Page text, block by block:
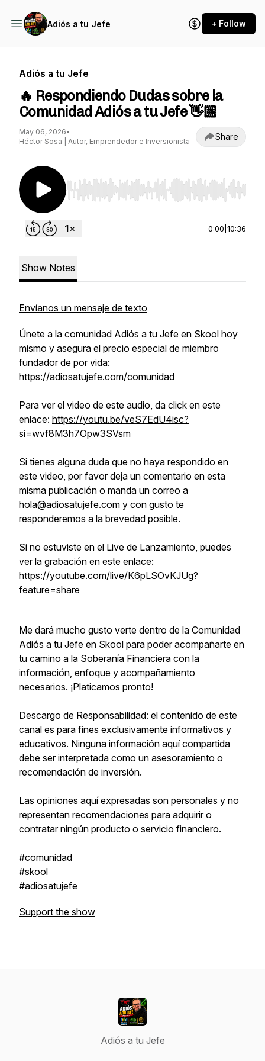
Adiós a tu Jefe + Follow
Adiós a tu Jefe
🔥 Respondiendo Dudas sobre la
Comunidad Adiós a tu Jefe 👋🏼
May 06, 2026•
Héctor Sosa | Autor, Emprendedor e Inversionista
Share
Use Left/Right to seek, Home/End to jump to
0:00 10:36
Show Notes
Envíanos un mensaje de texto
Únete a la comunidad Adiós a tu Jefe en Skool hoy
mismo y asegura el precio especial de miembro
fundador de por vida:
https://adiosatujefe.com/comunidad
Para ver el video de este audio, da click en este
enlace: https://youtu.be/veS7EdU4isc?
si=wvf8M3h7Opw3SVsm
Si tienes alguna duda que no haya respondido en
este video, por favor deja un comentario en esta
misma publicación o manda un correo a
hola@adiosatujefe.com y con gusto te
responderemos a la brevedad posible.
Si no estuviste en el Live de Lanzamiento, puedes
ver la grabación en este enlace:
https://youtube.com/live/K6pLSOvKJUg?
feature=share
Me dará mucho gusto verte dentro de la Comunidad
Adiós a tu Jefe en Skool para poder acompañarte en
tu camino a la Soberanía Financiera con la
información, enfoque y acompañamiento
necesarios. ¡Platicamos pronto!
Descargo de Responsabilidad: el contenido de este
canal es para fines exclusivamente informativos y
educativos. Ninguna información aquí compartida
debe ser interpretada como un asesoramiento o
recomendación de inversión.
Las opiniones aquí expresadas son personales y no
representan recomendaciones para adquirir o
contratar ningún producto o servicio financiero.
#comunidad
#skool
#adiosatujefe
Support the show
Adiós a tu Jefe